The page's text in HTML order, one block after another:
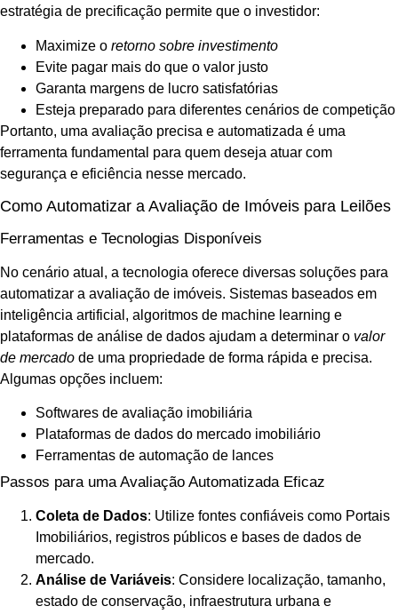
estratégia de precificação permite que o investidor:
Maximize o retorno sobre investimento
Evite pagar mais do que o valor justo
Garanta margens de lucro satisfatórias
Esteja preparado para diferentes cenários de competição
Portanto, uma avaliação precisa e automatizada é uma
ferramenta fundamental para quem deseja atuar com
segurança e eficiência nesse mercado.
Como Automatizar a Avaliação de Imóveis para Leilões
Ferramentas e Tecnologias Disponíveis
No cenário atual, a tecnologia oferece diversas soluções para
automatizar a avaliação de imóveis. Sistemas baseados em
inteligência artificial, algoritmos de machine learning e
plataformas de análise de dados ajudam a determinar o valor
de mercado de uma propriedade de forma rápida e precisa.
Algumas opções incluem:
Softwares de avaliação imobiliária
Plataformas de dados do mercado imobiliário
Ferramentas de automação de lances
Passos para uma Avaliação Automatizada Eficaz
Coleta de Dados: Utilize fontes confiáveis como Portais
Imobiliários, registros públicos e bases de dados de
mercado.
Análise de Variáveis: Considere localização, tamanho,
estado de conservação, infraestrutura urbana e